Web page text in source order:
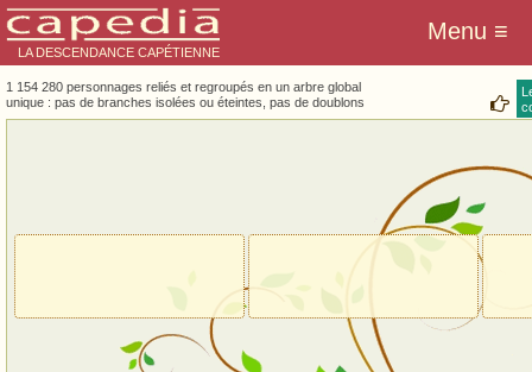
LA DESCENDANCE CAPÉTIENNE
1 154 280 personnages reliés et regroupés en un arbre global
unique : pas de branches isolées ou éteintes, pas de doublons